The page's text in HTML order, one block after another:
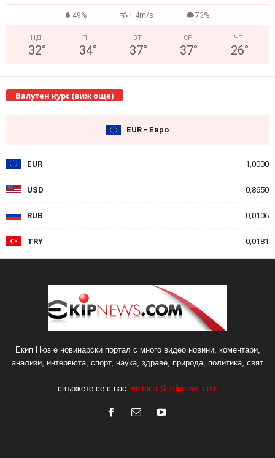
49% 1.4m/s 73%
НД
32°
ПН
34°
ВТ
37°
СР
37°
ЧТ
26°
Валутен курс (виж още)
EUR - Евро
EUR 1,0000
USD 0,8650
RUB 0,0106
TRY 0,0181
Екип Нюз е новинарски портал с много видео новини, коментари,
анализи, интервюта, спорт, наука, здраве, природа, политика, свят
свържете се с нас: editorial@ekipnews.com